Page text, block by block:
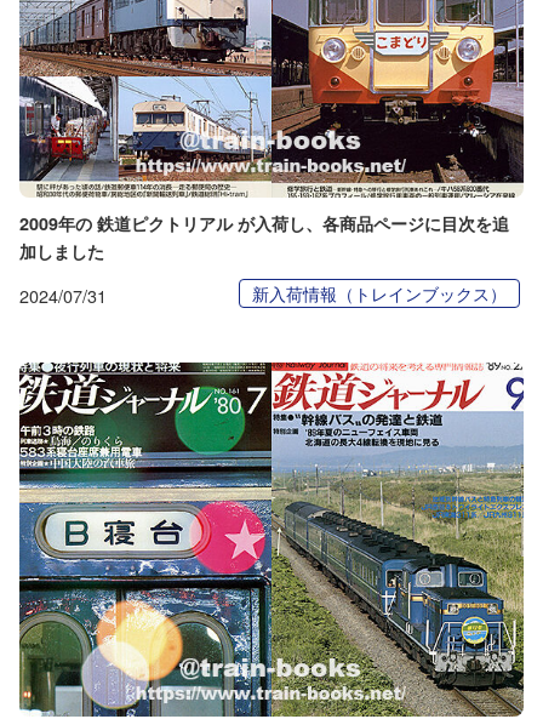
2009年の 鉄道ピクトリアル が入荷し、各商品ページに目次を追
加しました
2024/07/31 新入荷情報（トレインブックス）